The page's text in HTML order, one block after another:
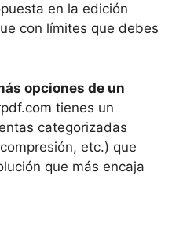
en la edición
con límites que debes
opciones de un
tienes un
categorizadas
etc.) que
que más encaja